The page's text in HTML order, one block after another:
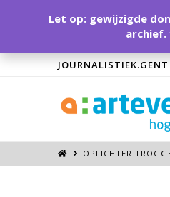
OPLICHTER
Let op: gewijzigde
archief.